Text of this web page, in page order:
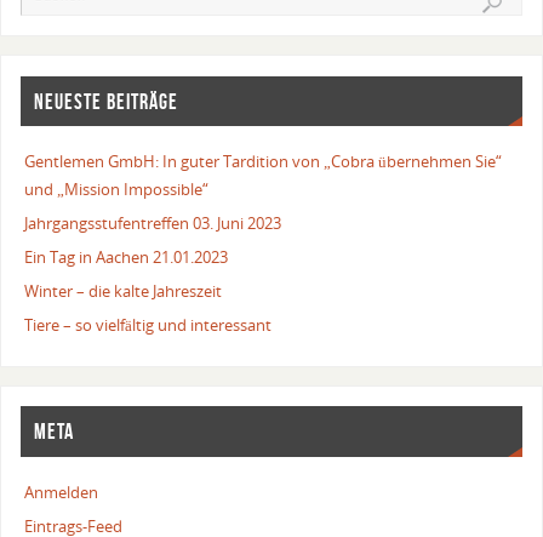
NEUESTE BEITRÄGE
Gentlemen GmbH: In guter Tardition von „Cobra übernehmen Sie“
und „Mission Impossible“
Jahrgangsstufentreffen 03. Juni 2023
Ein Tag in Aachen 21.01.2023
Winter – die kalte Jahreszeit
Tiere – so vielfältig und interessant
META
Anmelden
Eintrags-Feed